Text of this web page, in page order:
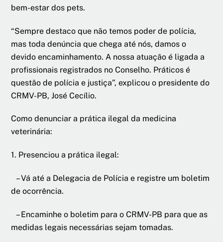
bem-estar dos pets.
“Sempre destaco que não temos poder de polícia,
mas toda denúncia que chega até nós, damos o
devido encaminhamento. A nossa atuação é ligada a
profissionais registrados no Conselho. Práticos é
questão de polícia e justiça”, explicou o presidente do
CRMV-PB, José Cecílio.
Como denunciar a prática ilegal da medicina
veterinária:
1. Presenciou a prática ilegal:
– Vá até a Delegacia de Polícia e registre um boletim
de ocorrência.
– Encaminhe o boletim para o CRMV-PB para que as
medidas legais necessárias sejam tomadas.